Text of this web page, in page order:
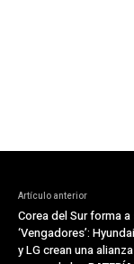
Artículo anterior
Corea del Sur forma a
‘Vengadores’:
y LG crean una